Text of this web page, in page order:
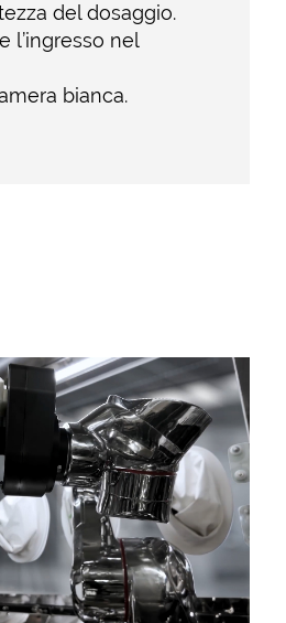
del dosaggio.
l’ingresso nel
bianca.